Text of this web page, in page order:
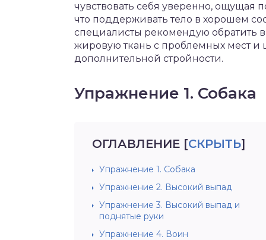
чувствовать себя уверенно, ощущая
что поддерживать тело в хорошем
специалисты рекомендую обратить
жировую ткань с проблемных мест и
дополнительной стройности.
Упражнение 1. Собака
ОГЛАВЛЕНИЕ [СКРЫТЬ]
Упражнение 1. Собака
Упражнение 2. Высокий выпад
Упражнение 3. Высокий выпад и
поднятые руки
Упражнение 4. Воин